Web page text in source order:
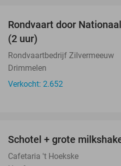
Rondvaart door
(2 uur)
Rondvaartbedrijf Zilvermeeuw
Drimmelen
Verkocht: 2.652
Schotel + grote
Cafetaria 't Hoekske